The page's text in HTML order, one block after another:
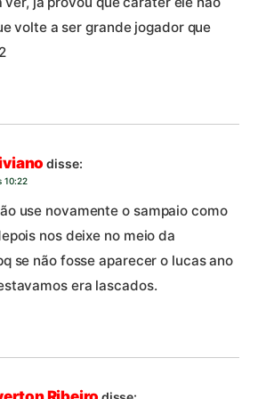
volte a ser grande jogador que
disse:
10:22
use novamente o sampaio como
nos deixe no meio da
se não fosse aparecer o lucas ano
era lascados.